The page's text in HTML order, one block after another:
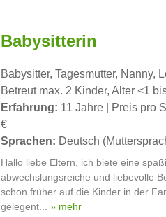
Babysitterin
Babysitter, Tagesmutter, Nanny,
Betreut max. 2 Kinder, Alter <1
Erfahrung: 11 Jahre | Preis pro
€
Sprachen: Deutsch
Hallo liebe Eltern, ich biete eine
abwechslungsreiche und liebevolle
schon früher auf die Kinder in der
gelegent... » mehr